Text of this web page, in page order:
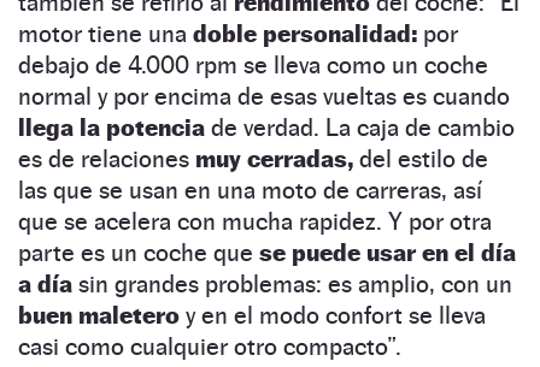
motor tiene una doble personalidad: por
debajo de 4.000 rpm se lleva como un coche
normal y por encima de esas vueltas es cuando
llega la potencia de verdad. La caja de cambio
es de relaciones muy cerradas, del estilo de
las que se usan en una moto de carreras, así
que se acelera con mucha rapidez. Y por otra
parte es un coche que se puede usar en el día
a día sin grandes problemas: es amplio, con un
buen maletero y en el modo confort se lleva
casi como cualquier otro compacto”.